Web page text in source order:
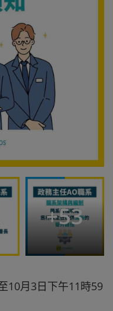
+53
10月3日下午11時59